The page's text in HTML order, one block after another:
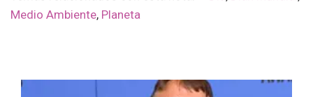
Medio Ambiente, Planeta